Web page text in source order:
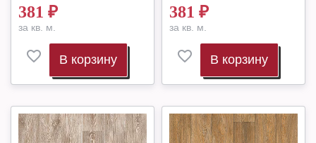
381 ₽
за кв. м.
В корзину
381 ₽
за кв. м.
В корзину